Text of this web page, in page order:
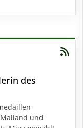
des
und